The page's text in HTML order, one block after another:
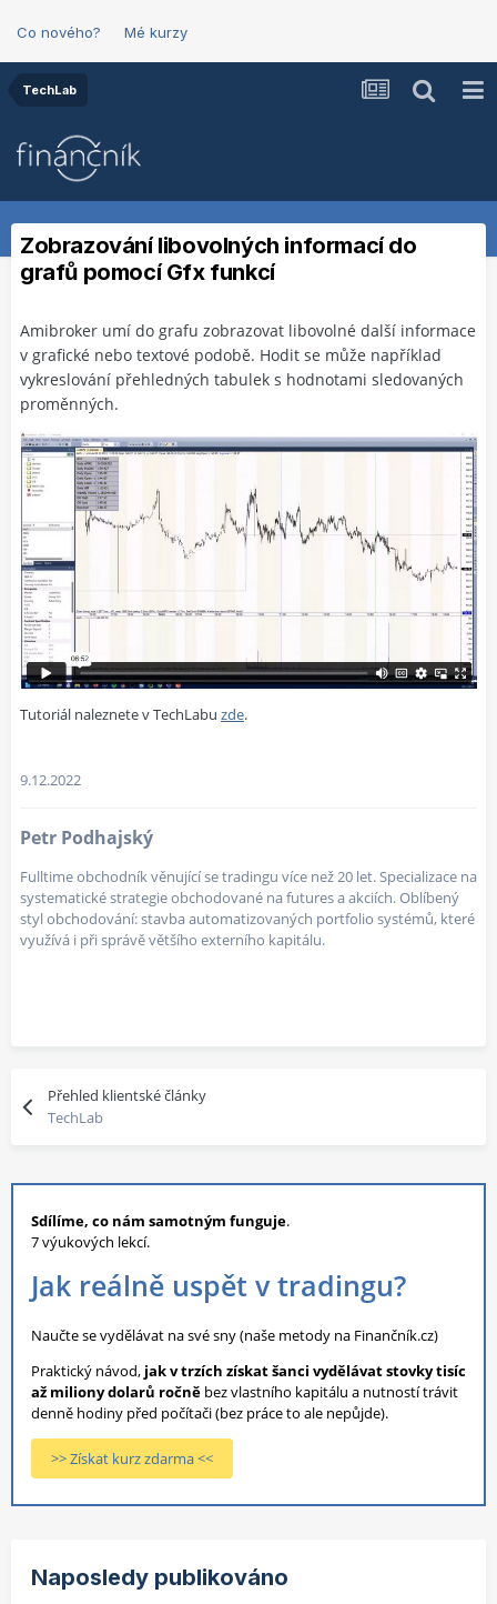
Co nového? Mé kurzy
TechLab
Zobrazování libovolných informací do
grafů pomocí Gfx funkcí
Amibroker umí do grafu zobrazovat libovolné další informace
v grafické nebo textové podobě. Hodit se může například
vykreslování přehledných tabulek s hodnotami sledovaných
proměnných.
Tutoriál naleznete v TechLabu zde.
9.12.2022
Petr Podhajský
Fulltime obchodník věnující se tradingu více než 20 let. Specializace na
systematické strategie obchodované na futures a akciích. Oblíbený
styl obchodování: stavba automatizovaných portfolio systémů, které
využívá i při správě většího externího kapitálu.
Přehled klientské články
TechLab
Sdílíme, co nám samotným funguje.
7 výukových lekcí.
Jak reálně uspět v tradingu?
Naučte se vydělávat na své sny (naše metody na Finančník.cz)
Praktický návod, jak v trzích získat šanci vydělávat stovky tisíc
až miliony dolarů ročně bez vlastního kapitálu a nutností trávit
denně hodiny před počítači (bez práce to ale nepůjde).
>> Získat kurz zdarma <<
Naposledy publikováno